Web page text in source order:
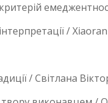
/
/ Світлана